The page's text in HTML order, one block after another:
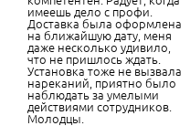
имеешь дело с профи.
Доставка была оформлена
на ближайшую дату, меня
даже несколько удивило,
что не пришлось ждать.
Установка тоже не вызвала
нареканий, приятно было
наблюдать за умелыми
действиями сотрудников.
Молодцы.